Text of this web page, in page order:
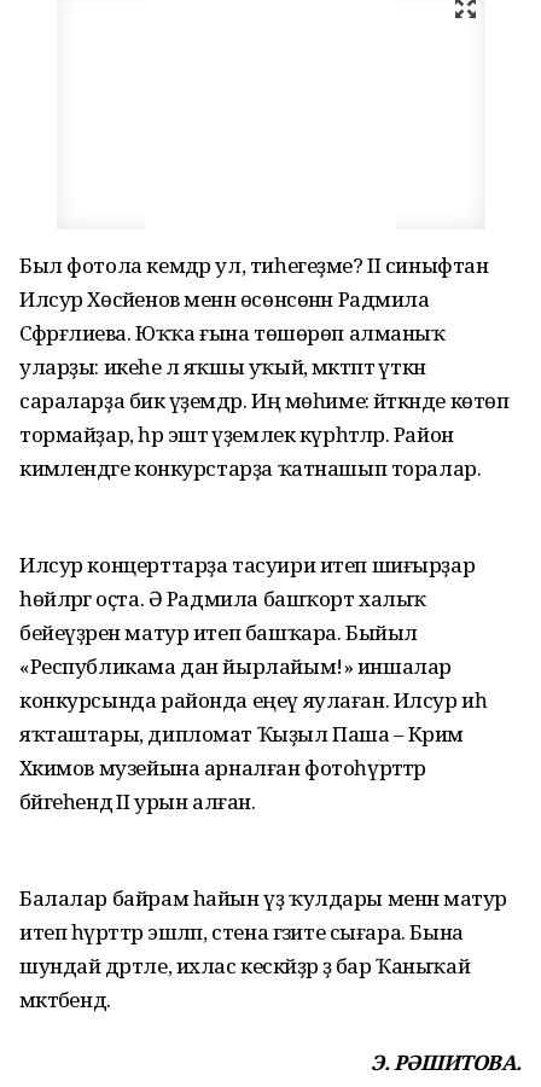
Был фотола кемдәр ул, тиһегеҙме? II синыфтан
Илсур Хөсәйенов менән өсөнсөнән Радмила
Сәфәрғәлиева. Юҡҡа ғына төшөрөп алманыҡ
уларҙы: икеһе лә яҡшы уҡый, мәктәптә үткән
сараларҙа бик әүҙемдәр. Иң мөһиме: әйткәнде көтөп
тормайҙар, һәр эштә әүҙемлек күрһәтәләр. Район
кимәлендәге конкурстарҙа ҡатнашып торалар.
Илсур концерттарҙа тасуири итеп шиғыр­ҙар
һөйләргә оҫта. Ә Радмила башҡорт халыҡ
бейеүҙәрен матур итеп башҡара. Быйыл
«Республикама дан йырлайым!» иншалар
конкурсында районда еңеү яулаған. Илсур иһә
яҡташтары, дипломат Ҡыҙыл Паша – Кәрим
Хәкимов музейына арналған фотоһүрәттәр
бәйгеһендә II урын алған.
Балалар байрам һайын үҙ ҡулдары менән матур
итеп һүрәттәр эшләп, стена гәзите сығара. Бына
шундай дәртле, ихлас кескәй­ҙәр ҙә бар Ҡаныҡай
мәктәбендә.
Э. РӘШИТОВА.